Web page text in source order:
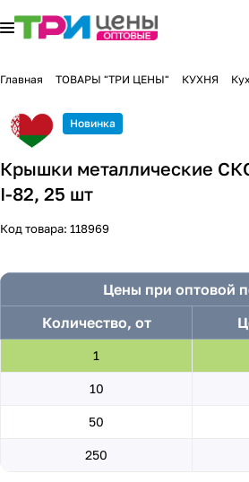
Главная ТОВАРЫ "ТРИ ЦЕНЫ" КУХНЯ
Новинка
Крышки металлические
I-82, 25 шт
Код товара: 118969
Цены при оптовой
Количество, от
1
10
50
250